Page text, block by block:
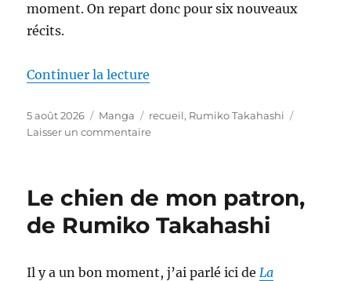
moment. On repart donc pour six nouveaux
récits.
Continuer la lecture
Publié
le
5 août 2026 Catégories
Manga Étiquettes
recueil, Rumiko Takahashi
Laisser un commentairesur
la
Le chien de mon patron,
de Rumiko Takahashi
Il y a un bon moment, j’ai parlé ici deLa